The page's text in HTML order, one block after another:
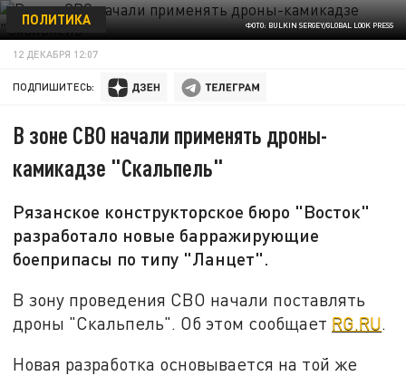
ФОТО: BULKIN SERGEY/GLOBAL LOOK PRESS
ПОЛИТИКА
12 ДЕКАБРЯ 12:07
ПОДПИШИТЕСЬ:
В зоне СВО начали применять дроны-
камикадзе "Скальпель"
Рязанское конструкторское бюро "Восток"
разработало новые барражирующие
боеприпасы по типу "Ланцет".
В зону проведения СВО начали поставлять
дроны "Скальпель". Об этом сообщает RG.RU.
Новая разработка основывается на той же